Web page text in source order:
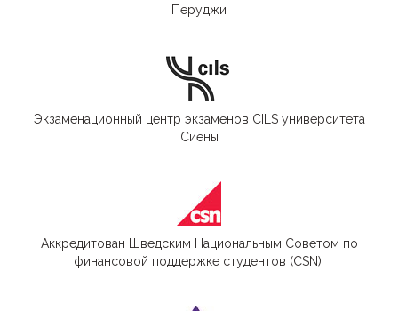
Перуджи
Экзаменационный центр экзаменов CILS университета
Сиены
Аккредитован Шведским Национальным Советом по
финансовой поддержке студентов (CSN)